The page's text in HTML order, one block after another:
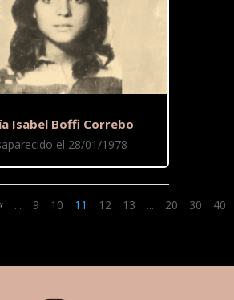
Isabel Boffi Correbo
el 28/01/1978
... 9 10 11 12 13 ... 20 30 40